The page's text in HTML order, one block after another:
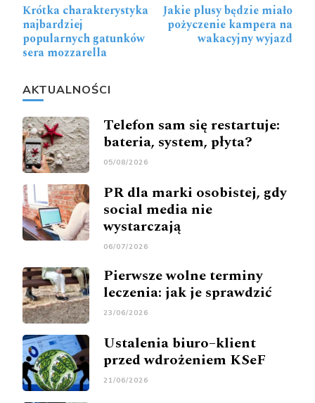
wpisy
Krótka charakterystyka
najbardziej
popularnych gatunków
sera mozzarella
Jakie plusy będzie miało
pożyczenie kampera na
wakacyjny wyjazd
AKTUALNOŚCI
Telefon sam się restartuje:
bateria, system, płyta?
05/08/2026
PR dla marki osobistej, gdy
social media nie
wystarczają
06/07/2026
Pierwsze wolne terminy
leczenia: jak je sprawdzić
23/06/2026
Ustalenia biuro–klient
przed wdrożeniem KSeF
21/06/2026